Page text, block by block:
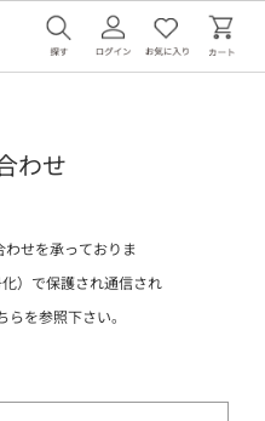
わせ
せを承っておりま
）で保護され通信され
らを参照下さい。